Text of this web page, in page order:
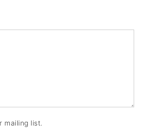
mailing list.